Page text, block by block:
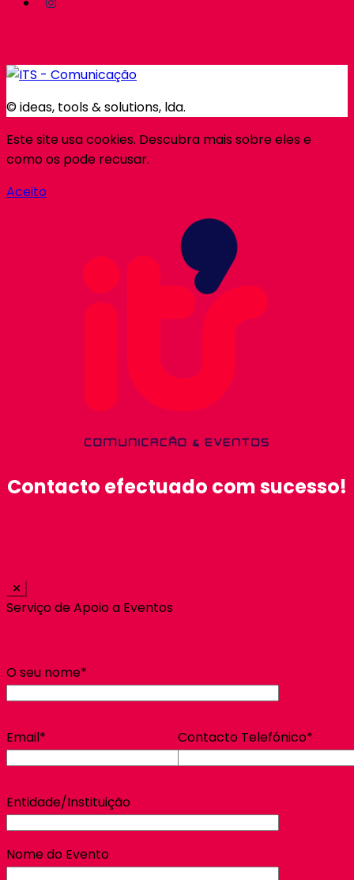
© ideas, tools & solutions, lda.
Este site usa cookies. Descubra mais sobre eles e
como os pode recusar.
Aceito
Contacto efectuado com sucesso!
Serviço de Apoio a Eventos
O seu nome*
Email* Contacto Telefónico*
Entidade/Instituição
Nome do Evento